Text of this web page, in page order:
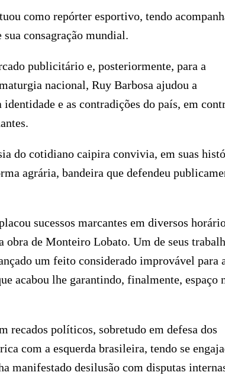
como repórter esportivo, tendo
consagração mundial.
publicitário e, posteriormente, para a
nacional, Ruy Barbosa ajudou a
e as contradições do país, em
do cotidiano caipira convivia, em suas
agrária, bandeira que defendeu
sucessos marcantes em diversos
de Monteiro Lobato. Um de seus
um feito considerado improvável para
acabou lhe garantindo, finalmente, espaço
recados políticos, sobretudo em defesa dos
com a esquerda brasileira, tendo se
manifestado desilusão com disputas